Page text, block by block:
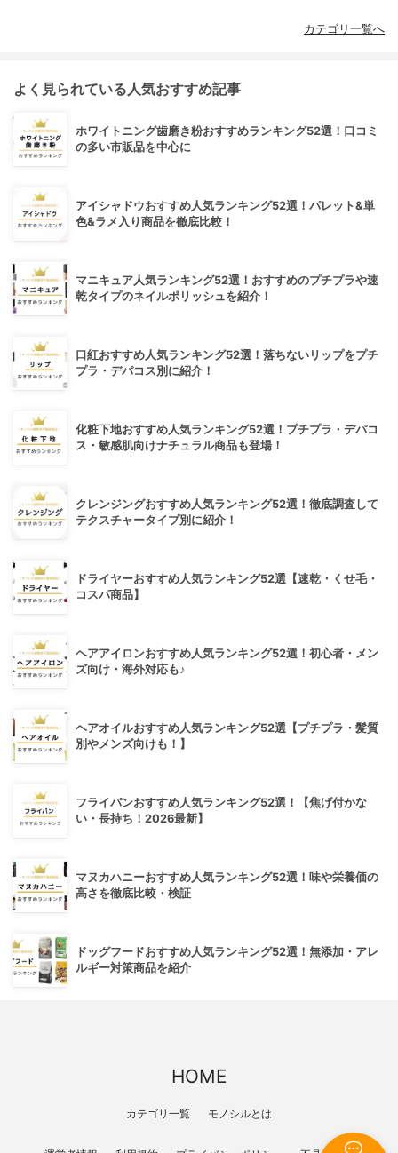
カテゴリ一覧へ
よく見られている人気おすすめ記事
ホワイトニング歯磨き粉おすすめランキング52選！口コミ
の多い市販品を中心に
アイシャドウおすすめ人気ランキング52選！パレット&単
色&ラメ入り商品を徹底比較！
マニキュア人気ランキング52選！おすすめのプチプラや速
乾タイプのネイルポリッシュを紹介！
口紅おすすめ人気ランキング52選！落ちないリップをプチ
プラ・デパコス別に紹介！
化粧下地おすすめ人気ランキング52選！プチプラ・デパコ
ス・敏感肌向けナチュラル商品も登場！
クレンジングおすすめ人気ランキング52選！徹底調査して
テクスチャータイプ別に紹介！
ドライヤーおすすめ人気ランキング52選【速乾・くせ毛・
コスパ商品】
ヘアアイロンおすすめ人気ランキング52選！初心者・メン
ズ向け・海外対応も♪
ヘアオイルおすすめ人気ランキング52選【プチプラ・髪質
別やメンズ向けも！】
フライパンおすすめ人気ランキング52選！【焦げ付かな
い・長持ち！2026最新】
マヌカハニーおすすめ人気ランキング52選！味や栄養価の
高さを徹底比較・検証
ドッグフードおすすめ人気ランキング52選！無添加・アレ
ルギー対策商品を紹介
HOME
カテゴリ一覧 モノシルとは